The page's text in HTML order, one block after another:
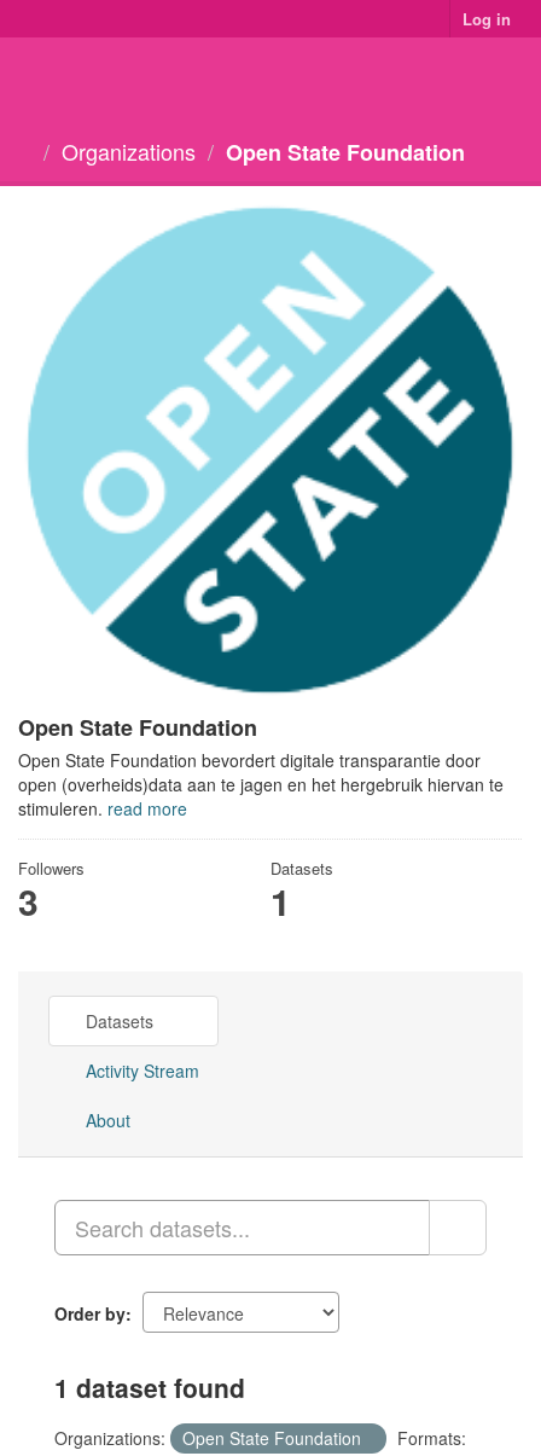
Log in
Organizations Open State Foundation
Open State Foundation
Open State Foundation bevordert digitale transparantie door
open (overheids)data aan te jagen en het hergebruik hiervan te
stimuleren. read more
Followers
3
Datasets
1
Datasets
Activity Stream
About
Order by
1 dataset found
Organizations: Open State Foundation
Formats: